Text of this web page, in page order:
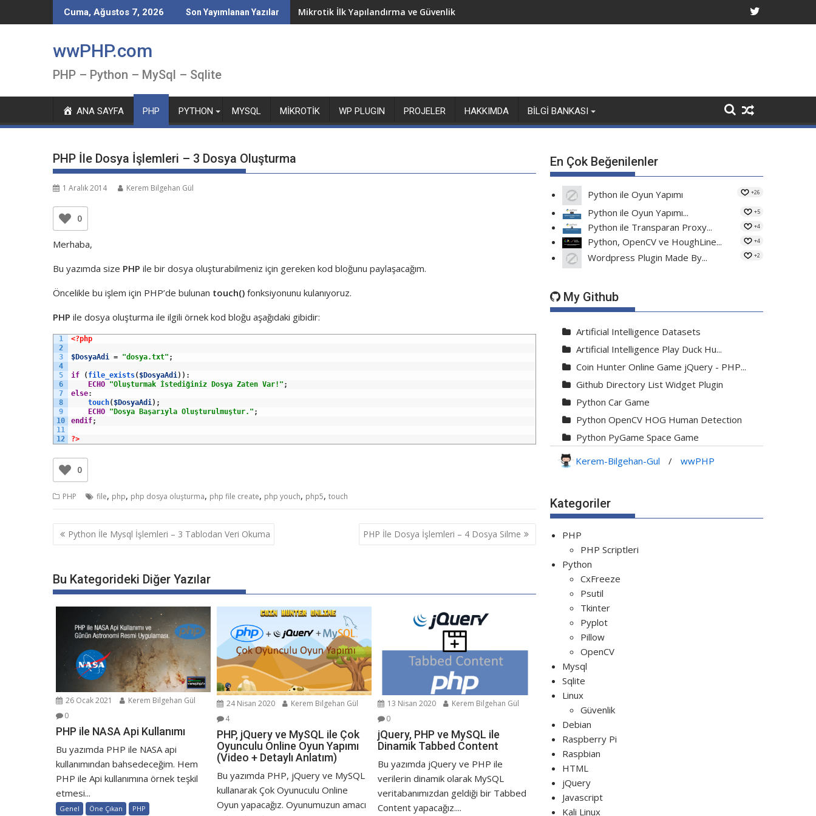
to
Cuma, Ağustos 7, 2026 Son Yayımlanan Yazılar Mikrotik İlk Yapılandırma ve Güvenlik
wwPHP.com
PHP – Python – MySql – Sqlite
ANA SAYFA PHP PYTHON MYSQL MIKROTIK WP PLUGIN PROJELER HAKKIMDA BILGI BANKASI
PHP İle Dosya İşlemleri – 3 Dosya Oluşturma
1 Aralık 2014 Kerem Bilgehan Gül
0
Merhaba,
Bu yazımda size PHP ile bir dosya oluşturabilmeniz için gereken kod bloğunu paylaşacağım.
Öncelikle bu işlem için PHP’de bulunan touch() fonksiyonunu kulanıyoruz.
PHP ile dosya oluşturma ile ilgili örnek kod bloğu aşağıdaki gibidir:
1
2
3
4
5
6
7
8
9
10
11
12
<?php
$DosyaAdi = "dosya.txt" ;
if ( file_exists( $DosyaAdi) ) :
ECHO "Oluşturmak İstediğiniz Dosya Zaten Var!" ;
else:
touch( $DosyaAdi) ;
ECHO "Dosya Başarıyla Oluşturulmuştur." ;
endif;
?>
0
PHP file, php, php dosya oluşturma, php file create, php youch, php5, touch
Yazı
gezinmesi
Python İle Mysql İşlemleri – 3 Tablodan Veri Okuma PHP İle Dosya İşlemleri – 4 Dosya Silme
Bu Kategorideki Diğer Yazılar
26 Ocak 2021
Kerem Bilgehan Gül
0
PHP ile NASA Api Kullanımı
Bu yazımda PHP ile NASA api
kullanımından bahsedeceğim. Hem
PHP ile Api kullanımına örnek teşkil
etmesi...
Genel Öne Çıkan PHP
24 Nisan 2020
Kerem Bilgehan Gül
4
PHP, jQuery ve MySQL ile Çok
Oyunculu Online Oyun Yapımı
(Video + Detaylı Anlatım)
Bu yazımda PHP, jQuery ve MySQL
kullanarak Çok Oyunuculu Online
Oyun yapacağız. Oyunumuzun amacı
13 Nisan 2020
Kerem Bilgehan Gül
0
jQuery, PHP ve MySQL ile
Dinamik Tabbed Content
Bu yazımda jQuery ve PHP ile
verilerin dinamik olarak MySQL
veritabanımızdan geldiği bir Tabbed
Content yapacağız....
En Çok Beğenilenler
Python ile Oyun Yapımı +26
Python ile Oyun Yapımı... +5
Python ile Transparan Proxy... +4
Python, OpenCV ve HoughLine... +4
Wordpress Plugin Made By... +2
My Github
Artificial Intelligence Datasets
Artificial Intelligence Play Duck Hu...
Coin Hunter Online Game jQuery - PHP...
Github Directory List Widget Plugin
Python Car Game
Python OpenCV HOG Human Detection
Python PyGame Space Game
Python Transparent Proxy Server
Kerem-Bilgehan-Gul / wwPHP
Kategoriler
PHP
PHP Scriptleri
Python
CxFreeze
Psutil
Tkinter
Pyplot
Pillow
OpenCV
Mysql
Sqlite
Linux
Güvenlik
Debian
Raspberry Pi
Raspbian
HTML
jQuery
Javascript
Kali Linux